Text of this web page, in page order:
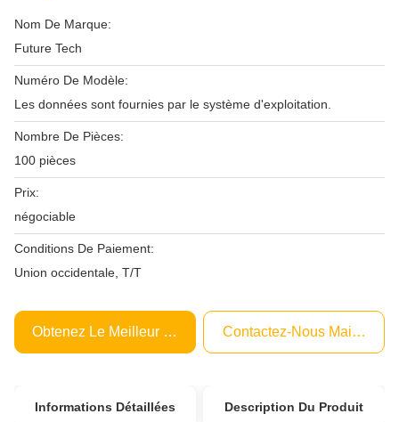
Nom De Marque:
Future Tech
Numéro De Modèle:
Les données sont fournies par le système d'exploitation.
Nombre De Pièces:
100 pièces
Prix:
négociable
Conditions De Paiement:
Union occidentale, T/T
Obtenez Le Meilleur Prix Contactez-Nous Maintenant
Informations Détaillées Description Du Produit